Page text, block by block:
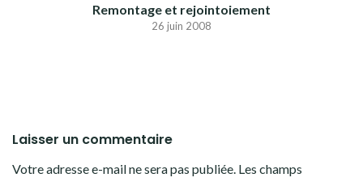
Remontage et rejointoiement
26 juin 2008
Laisser un commentaire
Votre adresse e-mail ne sera pas publiée. Les champs